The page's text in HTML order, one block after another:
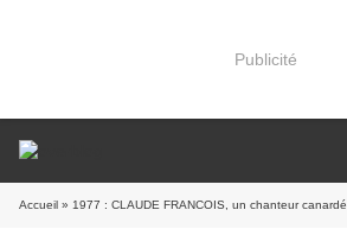
Publicité
Accueil » 1977 : CLAUDE FRANCOIS, un chanteur canardé